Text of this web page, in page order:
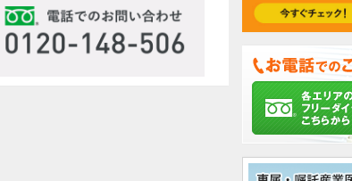
お申込みはこちらから